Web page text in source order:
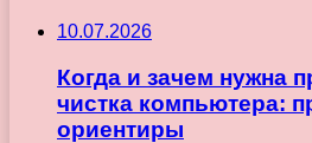
10.07.2026
Когда и зачем нужна
чистка компьютера:
ориентиры